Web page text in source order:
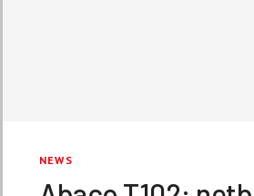
NEWS